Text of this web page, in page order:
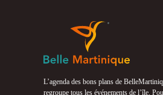
L’agenda des bons plans de
regroupe tous les événements de l’île.